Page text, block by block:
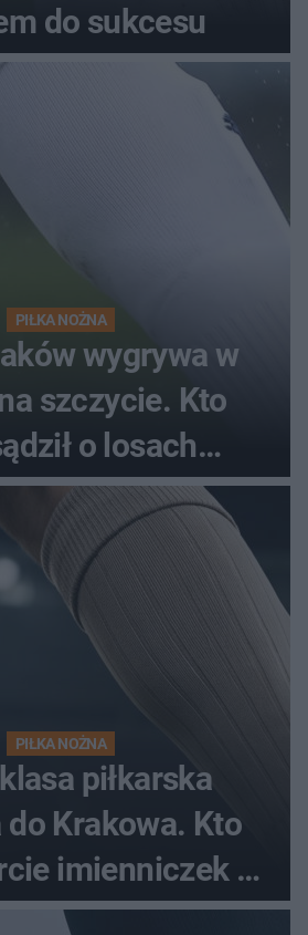
do sukcesu
PIŁKA NOŻNA
wygrywa w
szczycie. Kto
o losach
PIŁKA NOŻNA
piłkarska
Krakowa. Kto
imienniczek na
stadionie